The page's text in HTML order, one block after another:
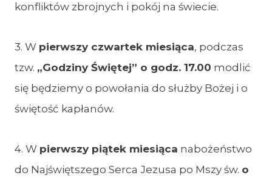
konfliktów zbrojnych i pokój na świecie.
3. W pierwszy czwartek miesiąca, podczas
tzw. „Godziny Świętej” o godz. 17.00 modlić
się będziemy o powołania do służby Bożej i o
świętość kapłanów.
4. W pierwszy piątek miesiąca nabożeństwo
do Najświętszego Serca Jezusa po Mszy św. o